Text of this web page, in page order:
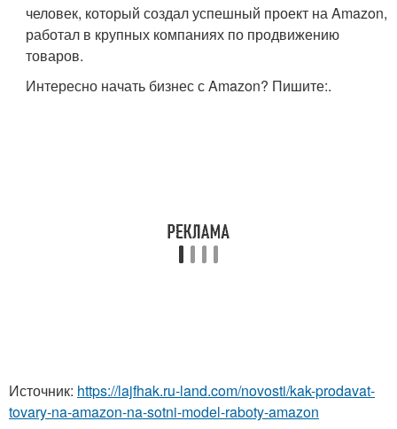
человек, который создал успешный проект на Amazon,
работал в крупных компаниях по продвижению
товаров.
Интересно начать бизнес с Amazon? Пишите:.
Источник: https://lajfhak.ru-land.com/novosti/kak-prodavat-
tovary-na-amazon-na-sotni-model-raboty-amazon